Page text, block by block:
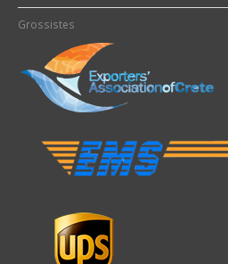
Grossistes